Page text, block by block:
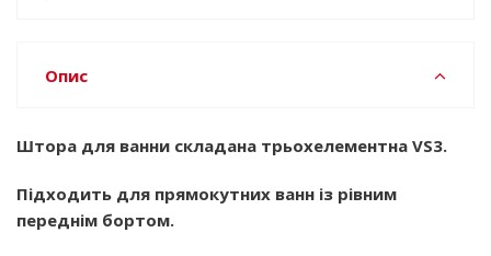
Опис
Штора для ванни складана трьохелементна VS3.
Підходить для прямокутних ванн із рівним
переднім бортом.